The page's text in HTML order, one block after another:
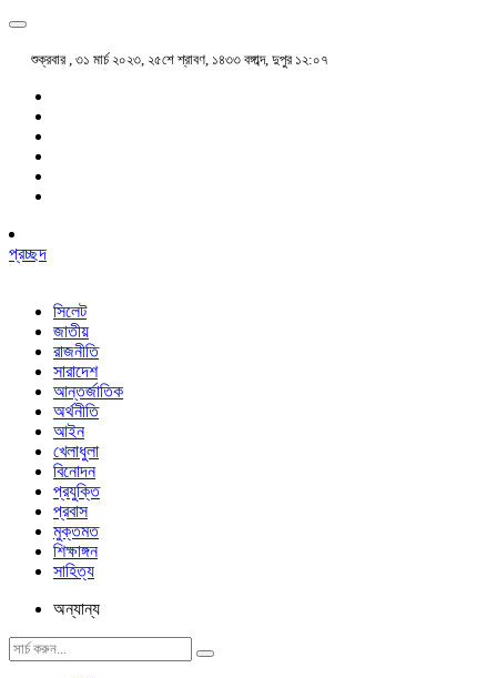
শুক্রবার , ৩১ মার্চ ২০২৩, ২৫শে শ্রাবণ, ১৪৩৩ বঙ্গাব্দ, দুপুর ১২:০৭
প্রচ্ছদ
সিলেট
জাতীয়
রাজনীতি
সারাদেশ
আন্তর্জাতিক
অর্থনীতি
আইন
খেলাধুলা
বিনোদন
প্রযুক্তি
প্রবাস
মুক্তমত
শিক্ষাঙ্গন
সাহিত্য
অন্যান্য